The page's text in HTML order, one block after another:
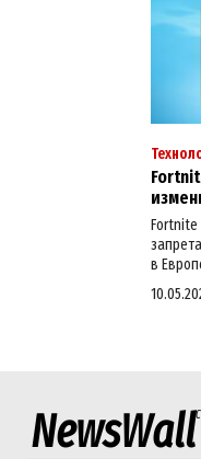
Fortnite
в
NewsWall